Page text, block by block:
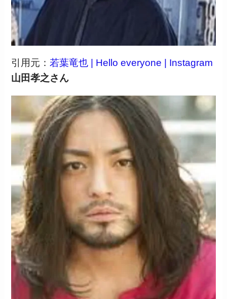
引用元： 若葉竜也 | Hello everyone | Instagram
山田孝之さん